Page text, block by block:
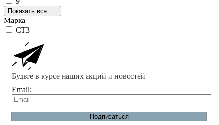
Показать все
Марка
СТ3
Будьте в курсе наших акций и новостей
Email:
Подписаться